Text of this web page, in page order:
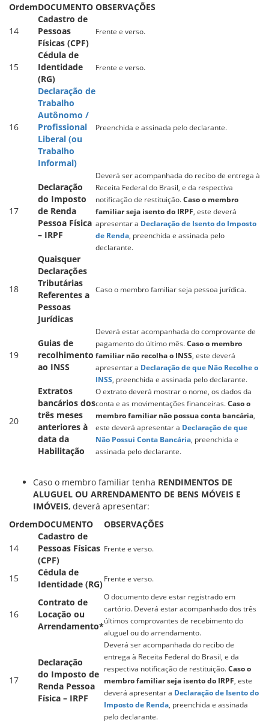
OrdemDOCUMENTO OBSERVAÇÕES
14
Cadastro de
Pessoas
Físicas (CPF)
Frente e verso.
15
Cédula de
Identidade
(RG)
Frente e verso.
16
Declaração de
Trabalho
Autônomo /
Profissional
Liberal (ou
Trabalho
Informal)
Preenchida e assinada pelo declarante.
17
Declaração
do Imposto
de Renda
Pessoa Física
– IRPF
Deverá ser acompanhada do recibo de entrega à
Receita Federal do Brasil, e da respectiva
notificação de restituição. Caso o membro
familiar seja isento do IRPF , este deverá
apresentar a Declaração de Isento do Imposto
de Renda , preenchida e assinada pelo
declarante.
18
Quaisquer
Declarações
Tributárias
Referentes a
Pessoas
Jurídicas
Caso o membro familiar seja pessoa jurídica.
19
Guias de
recolhimento
ao INSS
Deverá estar acompanhada do comprovante de
pagamento do último mês. Caso o membro
familiar não recolha o INSS , este deverá
apresentar a Declaração de que Não Recolhe o
INSS , preenchida e assinada pelo declarante.
20
Extratos
bancários dos
três meses
anteriores à
data da
Habilitação
O extrato deverá mostrar o nome, os dados da
conta e as movimentações financeiras. Caso o
membro familiar não possua conta bancária
este deverá apresentar a Declaração de que
Não Possui Conta Bancária , preenchida e
assinada pelo declarante.
Caso o membro familiar tenha RENDIMENTOS DE
ALUGUEL OU ARRENDAMENTO DE BENS MÓVEIS E
IMÓVEIS, deverá apresentar:
OrdemDOCUMENTO OBSERVAÇÕES
14
Cadastro de
Pessoas Físicas
(CPF)
Frente e verso.
15
Cédula de
Identidade (RG)Frente e verso.
16
Contrato de
Locação ou
Arrendamento*
O documento deve estar registrado em
cartório. Deverá estar acompanhado dos três
últimos comprovantes de recebimento do
aluguel ou do arrendamento.
17
Declaração
do Imposto de
Renda Pessoa
Física – IRPF
Deverá ser acompanhada do recibo de
entrega à Receita Federal do Brasil, e da
respectiva notificação de restituição. Caso o
membro familiar seja isento do IRPF , este
deverá apresentar a Declaração de Isento do
Imposto de Renda , preenchida e assinada
pelo declarante.